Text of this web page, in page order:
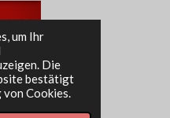
um Ihr
Die
bestätigt
von Cookies.